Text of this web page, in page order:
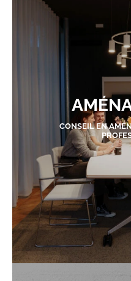
CONSEIL EN